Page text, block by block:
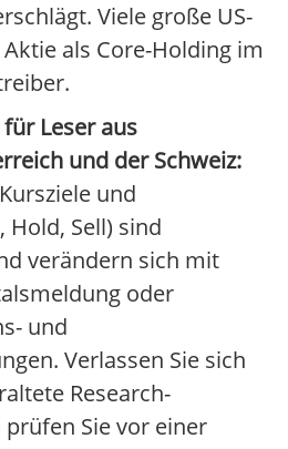
Viele große US-
als Core-Holding im
Leser aus
und der Schweiz:
und
Hold, Sell) sind
verändern sich mit
oder
und
Verlassen Sie sich
Research-
Sie vor einer